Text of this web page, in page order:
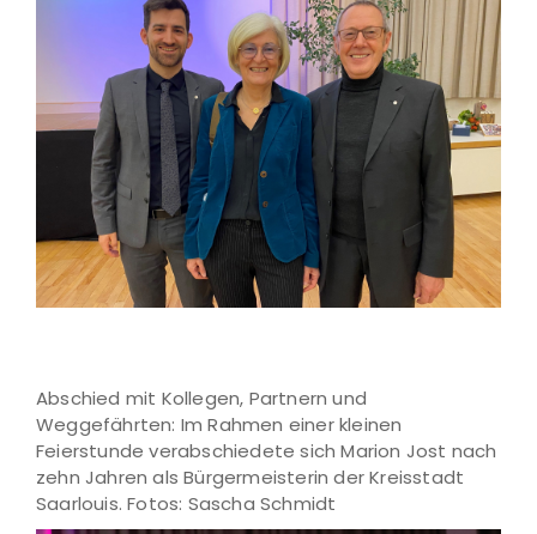
Abschied mit Kollegen, Partnern und
Weggefährten: Im Rahmen einer kleinen
Feierstunde verabschiedete sich Marion Jost nach
zehn Jahren als Bürgermeisterin der Kreisstadt
Saarlouis. Fotos: Sascha Schmidt